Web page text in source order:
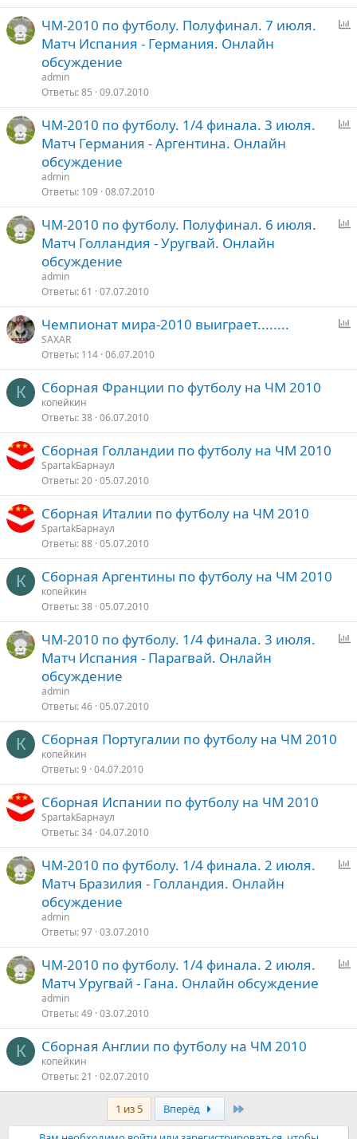
ЧМ-2010 по футболу. Полуфинал. 7 июля.
Матч Испания - Германия. Онлайн
обсуждение
admin
Ответы 85 09.07.2010
ЧМ-2010 по футболу. 1/4 финала. 3 июля.
Матч Германия - Аргентина. Онлайн
обсуждение
admin
Ответы 109 08.07.2010
ЧМ-2010 по футболу. Полуфинал. 6 июля.
Матч Голландия - Уругвай. Онлайн
обсуждение
admin
Ответы 61 07.07.2010
о
Чемпионат мира-2010 выиграет........
SAXAR
Ответы 114 06.07.2010
К Сборная Франции по футболу на ЧМ 2010
копейкин
Ответы 38 06.07.2010
Сборная Голландии по футболу на ЧМ 2010
SpartakБарнаул
Ответы 20 05.07.2010
Cборная Италии по футболу на ЧМ 2010
SpartakБарнаул
Ответы 88 05.07.2010
К Сборная Аргентины по футболу на ЧМ 2010
копейкин
Ответы 38 05.07.2010
ЧМ-2010 по футболу. 1/4 финала. 3 июля.
Матч Испания - Парагвай. Онлайн
обсуждение
admin
Ответы 46 05.07.2010
К Сборная Португалии по футболу на ЧМ 2010
копейкин
Ответы 9 04.07.2010
Сборная Испании по футболу на ЧМ 2010
SpartakБарнаул
Ответы 34 04.07.2010
ЧМ-2010 по футболу. 1/4 финала. 2 июля.
Матч Бразилия - Голландия. Онлайн
обсуждение
admin
Ответы 97 03.07.2010
с
ЧМ-2010 по футболу. 1/4 финала. 2 июля.
Матч Уругвай - Гана. Онлайн обсуждение
admin
Ответы 49 03.07.2010
К Сборная Англии по футболу на ЧМ 2010
копейкин
Ответы 21 02.07.2010
1 из 5 Вперёд